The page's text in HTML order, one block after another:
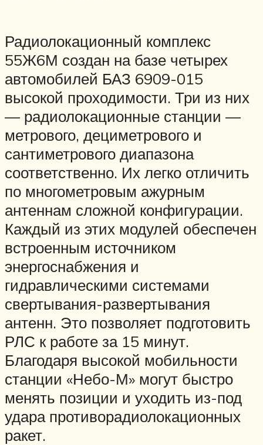
Радиолокационный комплекс
55Ж6М создан на базе четырех
автомобилей БАЗ 6909-015
высокой проходимости. Три из них
— радиолокационные станции —
метрового, дециметрового и
сантиметрового диапазона
соответственно. Их легко отличить
по многометровым ажурным
антеннам сложной конфигурации.
Каждый из этих модулей обеспечен
встроенным источником
энергоснабжения и
гидравлическими системами
свертывания-развертывания
антенн. Это позволяет подготовить
РЛС к работе за 15 минут.
Благодаря высокой мобильности
станции «Небо-М» могут быстро
менять позиции и уходить из-под
удара противорадиолокационных
ракет.